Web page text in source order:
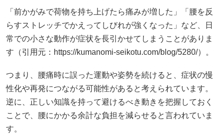
「前かがみで荷物を持ち上げたら痛みが増した」「腰を反
らすストレッチでかえってしびれが強くなった」など、日
常での小さな動作が症状を長引かせてしまうことがありま
す（引用元：https://kumanomi-seikotu.com/blog/5280/）。
つまり、腰痛時に誤った運動や姿勢を続けると、症状の慢
性化や再発につながる可能性があると考えられています。
逆に、正しい知識を持って避けるべき動きを把握しておく
ことで、腰にかかる余計な負担を減らせると言われていま
す。